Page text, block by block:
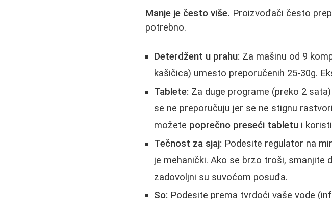
Manje je često više. Proizvođači često
potrebno.
Deterdžent u prahu: Za mašinu od 9
kašičica) umesto preporučenih 25-30g.
Tablete: Za duge programe (preko 2
se ne preporučuju jer se ne stignu
možete poprečno preseći tabletu i
Tečnost za sjaj: Podesite regulator na
je mehanički. Ako se brzo troši, smanjite
zadovoljni su suvoćom posuđa.
So: Podesite prema tvrdoći vaše vode